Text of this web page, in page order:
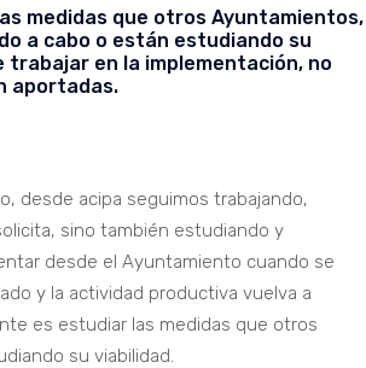
medidas que otros Ayuntamientos,
a cabo o están estudiando su
trabajar en la implementación, no
aportadas.
desde acipa seguimos trabajando,
sino también estudiando y
desde el Ayuntamiento cuando se
y la actividad productiva vuelva a
es estudiar las medidas que otros
su viabilidad.